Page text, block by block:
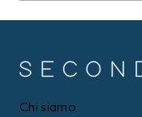
Chi siamo